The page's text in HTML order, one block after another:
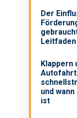
Der
Klappern
und
ist